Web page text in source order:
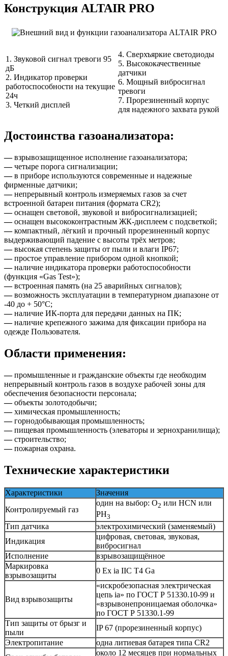
Конструкция ALTAIR PRO
1. Звуковой сигнал тревоги 95
дБ
2. Индикатор проверки
работоспособности на текущие
24ч
3. Четкий дисплей
4. Сверхъяркие светодиоды
5. Высококачественные
датчики
6. Мощный вибросигнал
тревоги
7. Прорезиненный корпус
для надежного захвата рукой
Достоинства газоанализатора:
—взрывозащищенное исполнение газоанализатора;
—четыре порога сигнализации;
—в приборе используются современные и надежные
фирменные датчики;
—непрерывный контроль измеряемых газов за счет
встроенной батареи питания (формата CR2);
—оснащен световой, звуковой и вибросигнализацией;
—оснащен высококонтрастным ЖК-дисплеем с подсветкой;
—компактный, лёгкий и прочный прорезиненный корпус
выдерживающий падение с высоты трёх метров;
—высокая степень защиты от пыли и влаги IP67;
—простое управление прибором одной кнопкой;
—наличие индикатора проверки работоспособности
(функция «Gas Test»);
—встроенная память (на 25 аварийных сигналов);
—возможность эксплуатации в температурном диапазоне от
-40 до + 50°C;
—наличие ИК-порта для передачи данных на ПК;
—наличие крепежного зажима для фиксации прибора на
одежде Пользователя.
Области применения:
—промышленные и гражданские объекты где необходим
непрерывный контроль газов в воздухе рабочей зоны для
обеспечения безопасности персонала;
—объекты золотодобычи;
—химическая промышленность;
—горнодобывающая промышленность;
—пищевая промышленность (элеваторы и зернохранилища);
—строительство;
—пожарная охрана.
Технические характеристики
Характеристики
Значения
Контролируемый газ
один на выбор: O2 или HCN или
PH3
Тип датчика
электрохимический (заменяемый)
Индикация
цифровая, световая, звуковая,
вибросигнал
Исполнение
взрывозащищённое
Маркировка
взрывозащиты
0 Ex ia IIC T4 Ga
Вид взрывозащиты
«искробезопасная электрическая
цепь ia» по ГОСТ Р 51330.10-99 и
«взрывонепроницаемая оболочка»
по ГОСТ Р 51330.1-99
Тип защиты от брызг и
пыли
IP 67 (прорезиненный корпус)
Электропитание
одна литиевая батарея типа CR2
около 12 месяцев при нормальных